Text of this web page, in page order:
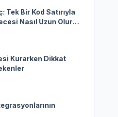
Tek Bir Kod Satırıyla
Nasıl Uzun Olur?
Güçlü Rolü)
Kurarken Dikkat